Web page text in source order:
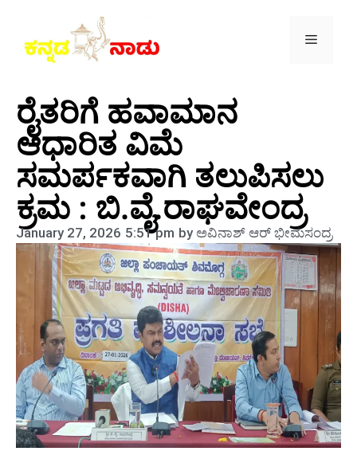
ರೈತರಿಗೆ ಹವಾಮಾನ
ಆಧಾರಿತ ವಿಮೆ
ಸಮರ್ಪಕವಾಗಿ ತಲುಪಿಸಲು
ಕ್ರಮ : ಬಿ.ವೈ.ರಾಘವೇಂದ್ರ
January 27, 2026 5:51 pm byಅವಿನಾಶ್‌ ಆರ್‌ ಭೀಮಸಂದ್ರ